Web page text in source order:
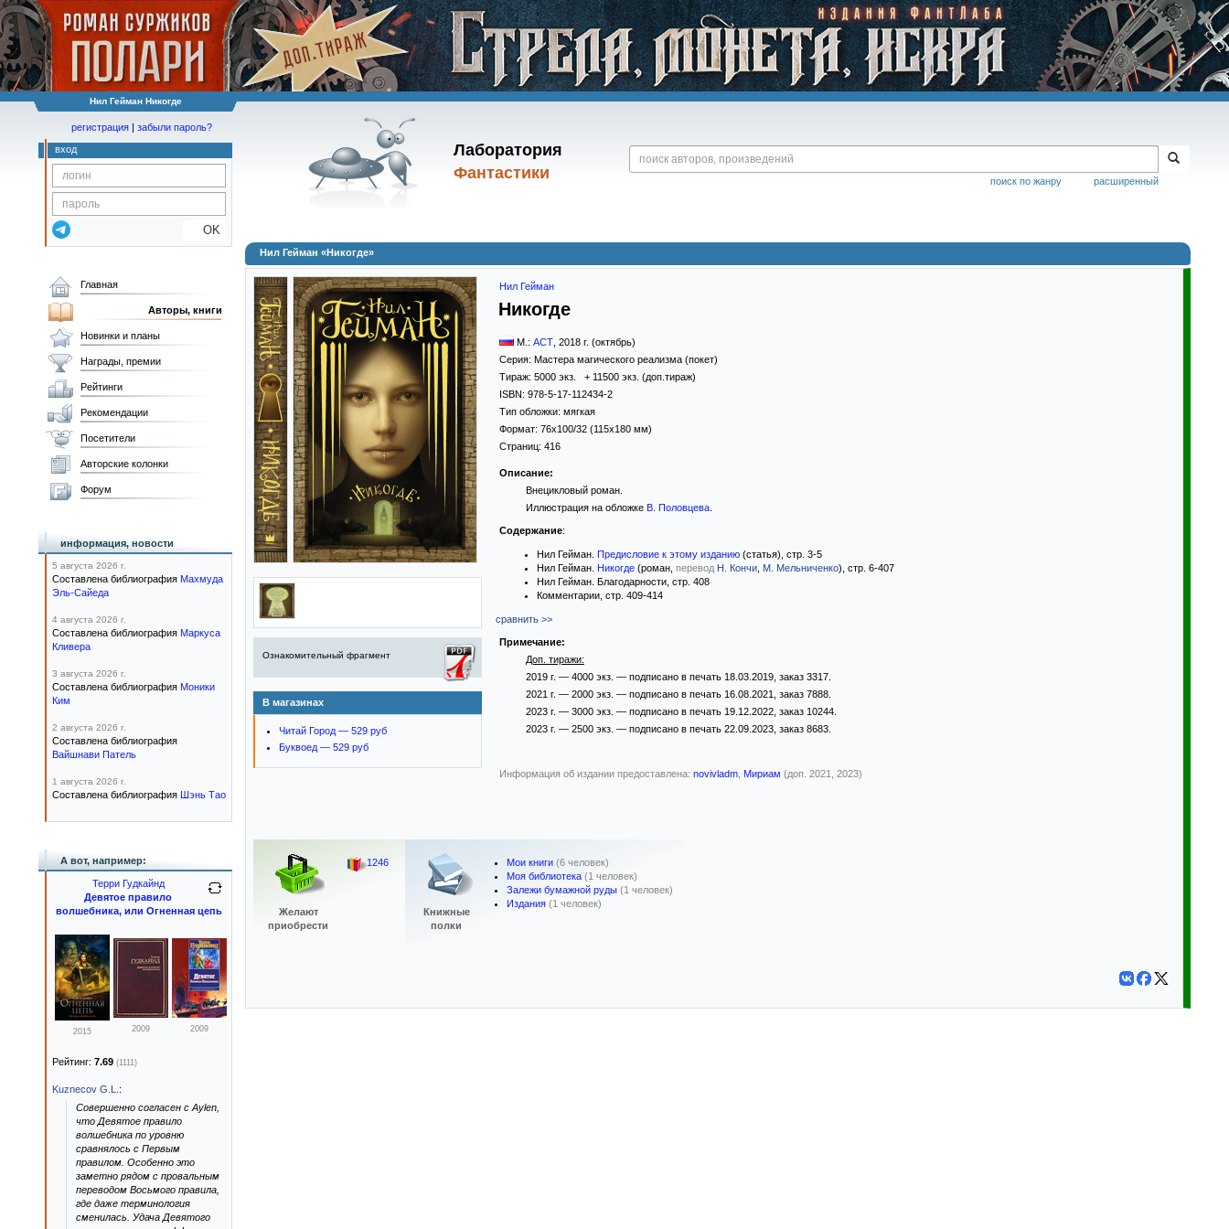
Нил Гейман Никогде
Лаборатория
Фантастики
расширенный
поиск по жанру
регистрация | забыли пароль?
вход
OK
Нил Гейман «Никогде»
Ознакомительный фрагмент
В магазинах
Читай Город — 529 руб
Буквоед — 529 руб
Нил Гейман
Никогде
М.: АСТ 2018 г. (октябрь)
Серия: Мастера магического реализма (покет)
Тираж: 5000 экз. + 11500 экз. (доп.тираж)
ISBN: 978-5-17-112434-2
Тип обложки: мягкая
Формат: 76x100/32 (115x180 мм)
Страниц: 416
Описание:
Внецикловый роман.
Иллюстрация на обложке В. Половцева.
Содержание:
Нил Гейман. Предисловие к этому изданию (статья), стр. 3-5
Нил Гейман. Никогде (роман, перевод Н. Кончи М. Мельниченко), стр. 6-407
Нил Гейман. Благодарности, стр. 408
Комментарии, стр. 409-414
сравнить >>
Примечание:
Доп. тиражи:
2019 г. — 4000 экз. — подписано в печать 18.03.2019, заказ 3317.
2021 г. — 2000 экз. — подписано в печать 16.08.2021, заказ 7888.
2023 г. — 3000 экз. — подписано в печать 19.12.2022, заказ 10244.
2023 г. — 2500 экз. — подписано в печать 22.09.2023, заказ 8683.
Информация об издании предоставлена: novivladm Мириам (доп. 2021, 2023)
Желают
приобрести
1246
Книжные
полки
Мои книги (6 человек)
Моя библиотека (1 человек)
Залежи бумажной руды (1 человек)
Издания (1 человек)
Главная
Авторы, книги
Новинки и планы
Награды, премии
Рейтинги
Рекомендации
Посетители
Авторские колонки
Форум
информация, новости
5 августа 2026 г.
Составлена библиография Махмуда
Эль-Сайеда
4 августа 2026 г.
Составлена библиография Маркуса
Кливера
3 августа 2026 г.
Составлена библиография Моники
Ким
2 августа 2026 г.
Составлена библиография
Вайшнави Патель
1 августа 2026 г.
Составлена библиография Шэнь Тао
А вот, например:
Терри Гудкайнд
Девятое правило
волшебника, или Огненная цепь
2015 2009 2009
Рейтинг: 7.69 (1111)
Kuznecov G.L. :
Совершенно согласен с Aylen,
что Девятое правило
волшебника по уровню
сравнялось с Первым
правилом. Особенно это
заметно рядом с провальным
переводом Восьмого правила,
где даже терминология
сменилась. Удача Девятого